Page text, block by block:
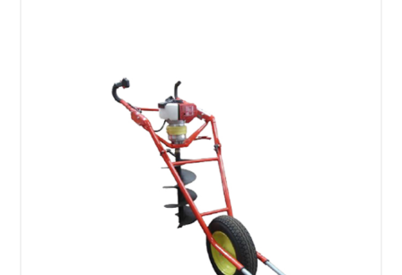
SÉLECTIONNEZ LES DATES
VOIR LE PRODUIT